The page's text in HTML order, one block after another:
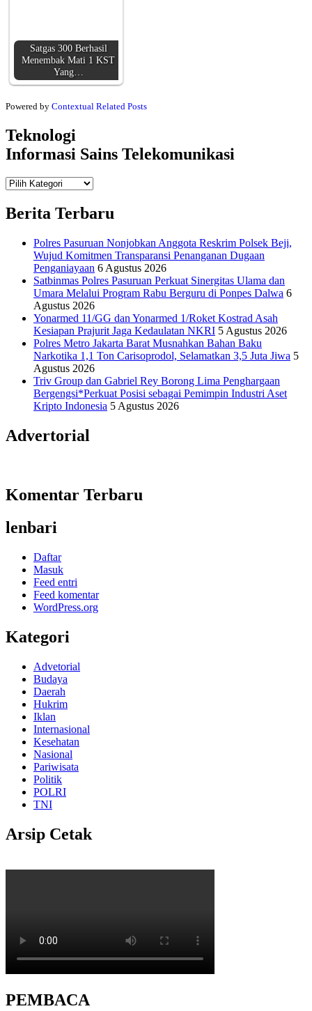
Satgas 300 Berhasil
Menembak Mati 1 KST
Yang…
Powered by Contextual Related Posts
Teknologi
Informasi Sains Telekomunikasi
Teknologi
Berita Terbaru
Polres Pasuruan Nonjobkan Anggota Reskrim Polsek Beji,
Wujud Komitmen Transparansi Penanganan Dugaan
Penganiayaan 6 Agustus 2026
Satbinmas Polres Pasuruan Perkuat Sinergitas Ulama dan
Umara Melalui Program Rabu Berguru di Ponpes Dalwa 6
Agustus 2026
Yonarmed 11/GG dan Yonarmed 1/Roket Kostrad Asah
Kesiapan Prajurit Jaga Kedaulatan NKRI 5 Agustus 2026
Polres Metro Jakarta Barat Musnahkan Bahan Baku
Narkotika 1,1 Ton Carisoprodol, Selamatkan 3,5 Juta Jiwa 5
Agustus 2026
Triv Group dan Gabriel Rey Borong Lima Penghargaan
Bergengsi*Perkuat Posisi sebagai Pemimpin Industri Aset
Kripto Indonesia 5 Agustus 2026
Advertorial
Komentar Terbaru
lenbari
Daftar
Masuk
Feed entri
Feed komentar
WordPress.org
Kategori
Advetorial
Budaya
Daerah
Hukrim
Iklan
Internasional
Kesehatan
Nasional
Pariwisata
Politik
POLRI
TNI
Arsip Cetak
PEMBACA